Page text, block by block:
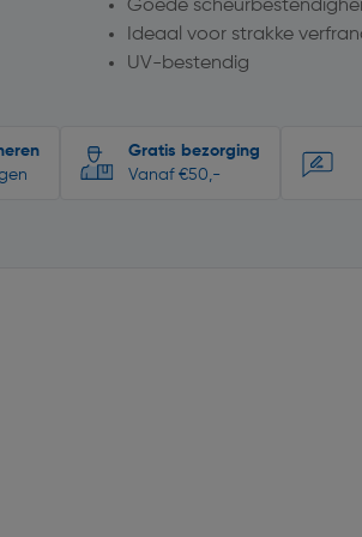
Goede
Ideaal voor strakke
UV-bestendig
Gratis bezorging
Vanaf €50,-